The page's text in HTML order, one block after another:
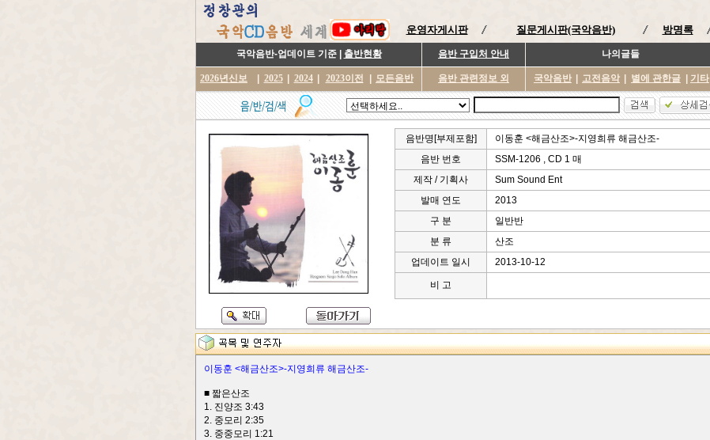
운영자게시판 질문게시판(국악음반) 방명록
국악음반-업데이트 기준 | 출반현황 음반 구입처 안내 나의글들
2026년신보 2025 2024 2023이전 모든음반 음반 관련정보 외 국악음반 고전음악 별에 관한글 기타
음반명[부제포함]
이동훈 <해금산조>-지영희류 해금산조-
음반 번호
SSM-1206 , CD 1 매
제작 / 기획사
Sum Sound Ent
발매 연도
2013
구 분
일반반
분 류
산조
업데이트 일시
2013-10-12
비 고
이동훈 <해금산조>-지영희류 해금산조-
■ 짧은산조
1. 진양조 3:43
2. 중모리 2:35
3. 중중모리 1:21